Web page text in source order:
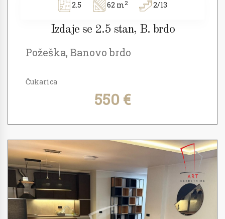
2.5 62 m2 2/13
Izdaje se 2.5 stan, B. brdo
Požeška, Banovo brdo
Čukarica
550 €